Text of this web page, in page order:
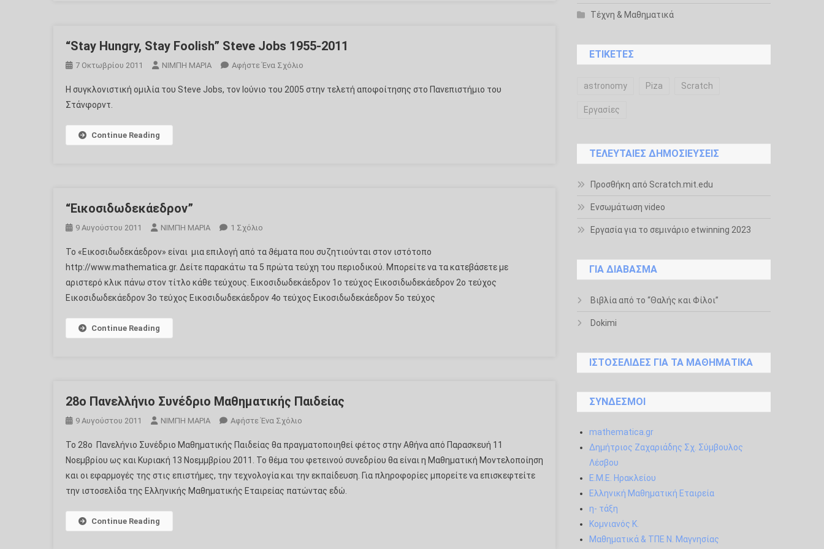
“Stay Hungry, Stay Foolish” Steve Jobs 1955-2011
7 Οκτωβρίου 2011 ΝΙΜΠΗ ΜΑΡΙΑ Αφήστε Ένα Σχόλιο
“Stay
Η συγκλονιστική ομιλία του Steve Jobs, τον Ιούνιο του 2005 στην τελετή αποφοίτησης στο Πανεπιστήμιο του
Στάνφορντ.
Continue Reading
“Εικοσιδωδεκάεδρον”
9 Αυγούστου 2011 ΝΙΜΠΗ ΜΑΡΙΑ 1 Σχόλιο
Το «Εικοσιδωδεκάεδρον» είναι μια επιλογή από τα ϑέματα που συζητιούνται στον ιστότοπο
http://www.mathematica.gr. Δείτε παρακάτω τα 5 πρώτα τεύχη του περιοδικού. Μπορείτε να τα κατεβάσετε με
αριστερό κλικ πάνω στον τίτλο κάθε τεύχους. Εικοσιδωδεκάεδρον 1ο τεύχος Εικοσιδωδεκάεδρον 2ο τεύχος
Εικοσιδωδεκάεδρον 3ο τεύχος Εικοσιδωδεκάεδρον 4ο τεύχος Εικοσιδωδεκάεδρον 5ο τεύχος
Continue Reading
28o Πανελλήνιο Συνέδριο Μαθηματικής Παιδείας
9 Αυγούστου 2011 ΝΙΜΠΗ ΜΑΡΙΑ Αφήστε Ένα Σχόλιο
28o
Πανελλήνιο
Συνέδριο
Μαθηματικής
Το 28ο Πανελήνιο Συνέδριο Μαθηματικής Παιδείας θα πραγματοποιηθεί φέτος στην Αθήνα από Παρασκευή 11
Νοεμβρίου ως και Κυριακή 13 Νοεμμβρίου 2011. Το θέμα του φετεινού συνεδρίου θα είναι η Μαθηματική Μοντελοποίηση
και οι εφαρμογές της στις επιστήμες, την τεχνολογία και την εκπαίδευση. Για πληροφορίες μπορείτε να επισκεφτείτε
την ιστοσελίδα της Ελληνικής Μαθηματικής Εταιρείας πατώντας εδώ.
Continue Reading
Τέχνη & Μαθηματικά
ΕΤΙΚΈΤΕΣ
astronomy Piza Scratch
Εργασίες
ΤΕΛΕΥΤΑΊΕΣ ΔΗΜΟΣΙΕΎΣΕΙΣ
Προσθήκη από Scratch.mit.edu
Ενσωμάτωση video
Εργασία για το σεμινάριο etwinning 2023
ΓΙΑ ΔΙΆΒΑΣΜΑ
Βιβλία από το “Θαλής και Φίλοι”
Dokimi
ΙΣΤΟΣΕΛΊΔΕΣ ΓΙΑ ΤΑ ΜΑΘΗΜΑΤΙΚΆ
ΣΎΝΔΕΣΜΟΙ
mathematica.gr
Δημήτριος Ζαχαριάδης Σχ. Σύμβουλος
Λέσβου
Ε.Μ.Ε. Ηρακλείου
Ελληνική Μαθηματική Εταιρεία
η- τάξη
Κομνιανός Κ.
Μαθηματικά & ΤΠΕ Ν. Μαγνησίας